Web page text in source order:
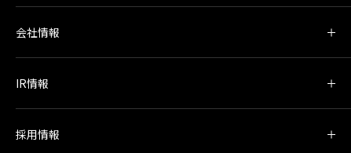
会社情報
IR情報
採用情報